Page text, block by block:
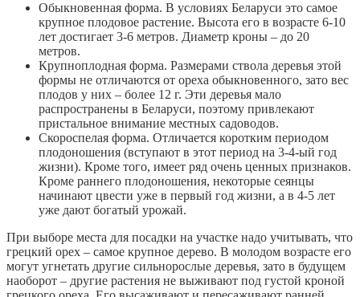
Обыкновенная форма. В условиях Беларуси это самое
крупное плодовое растение. Высота его в возрасте 6-10
лет достигает 3-6 метров. Диаметр кроны – до 20
метров.
Крупноплодная форма. Размерами ствола деревья этой
формы не отличаются от ореха обыкновенного, зато вес
плодов у них – более 12 г. Эти деревья мало
распространены в Беларуси, поэтому привлекают
пристальное внимание местных садоводов.
Скороспелая форма. Отличается коротким периодом
плодоношения (вступают в этот период на 3-4-ый год
жизни). Кроме того, имеет ряд очень ценных признаков.
Кроме раннего плодоношения, некоторые сеянцы
начинают цвести уже в первый год жизни, а в 4-5 лет
уже дают богатый урожай.
При выборе места для посадки на участке надо учитывать, что
грецкий орех – самое крупное дерево. В молодом возрасте его
могут угнетать другие сильнорослые деревья, зато в будущем
наоборот – другие растения не выживают под густой кроной